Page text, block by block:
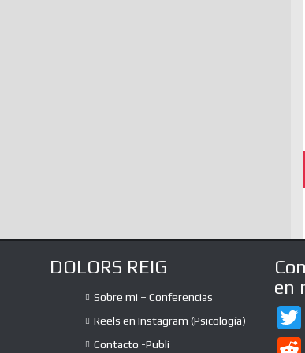
DOLORS REIG
Sobre mi – Conferencias
Reels en Instagram (Psicología)
Contacto -Publi
en